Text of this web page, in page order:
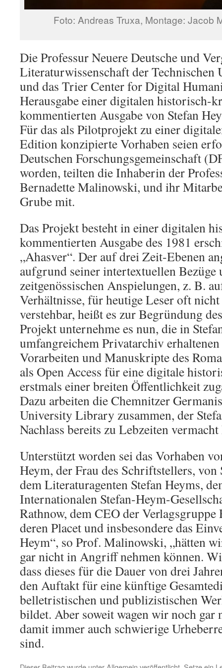
Foto: Andreas Truxa, Montage: Jacob
Die Professur Neuere Deutsche und
Literaturwissenschaft der Technischen
und das Trier Center for Digital
Herausgabe einer digitalen historisch-
kommentierten Ausgabe von Stefan
Für das als Pilotprojekt zu einer
Edition konzipierte Vorhaben seien
Deutschen Forschungsgemeinschaft
worden, teilten die Inhaberin der
Bernadette Malinowski, und ihr
Grube mit.
Das Projekt besteht in einer digitalen
kommentierten Ausgabe des 1981
„Ahasver“. Der auf drei Zeit-Ebenen
aufgrund seiner intertextuellen Bezüge
zeitgenössischen Anspielungen, z. B.
Verhältnisse, für heutige Leser oft
verstehbar, heißt es zur Begründung
Projekt unternehme es nun, die in
umfangreichem Privatarchiv
Vorarbeiten und Manuskripte des
als Open Access für eine digitale
erstmals einer breiten Öffentlichkeit
Dazu arbeiten die Chemnitzer
University Library zusammen, der
Nachlass bereits zu Lebzeiten vermacht
Unterstützt worden sei das Vorhaben
Heym, der Frau des Schriftstellers, von
dem Literaturagenten Stefan Heyms,
Internationalen Stefan-Heym-
Rathnow, dem CEO der Verlagsgruppe
deren Placet und insbesondere das
Heym“, so Prof. Malinowski, „hätten
gar nicht in Angriff nehmen können.
dass dieses für die Dauer von drei
den Auftakt für eine künftige
belletristischen und publizistischen
bildet. Aber soweit wagen wir noch gar
damit immer auch schwierige
sind.